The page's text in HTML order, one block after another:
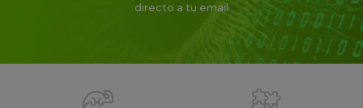
directo a tu email